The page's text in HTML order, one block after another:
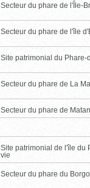
Secteur du phare de l'Île-
Secteur du phare de l'île
Site patrimonial du Phare-
Secteur du phare de La
Secteur du phare de
Site patrimonial de l'île du
vie
Secteur du phare du